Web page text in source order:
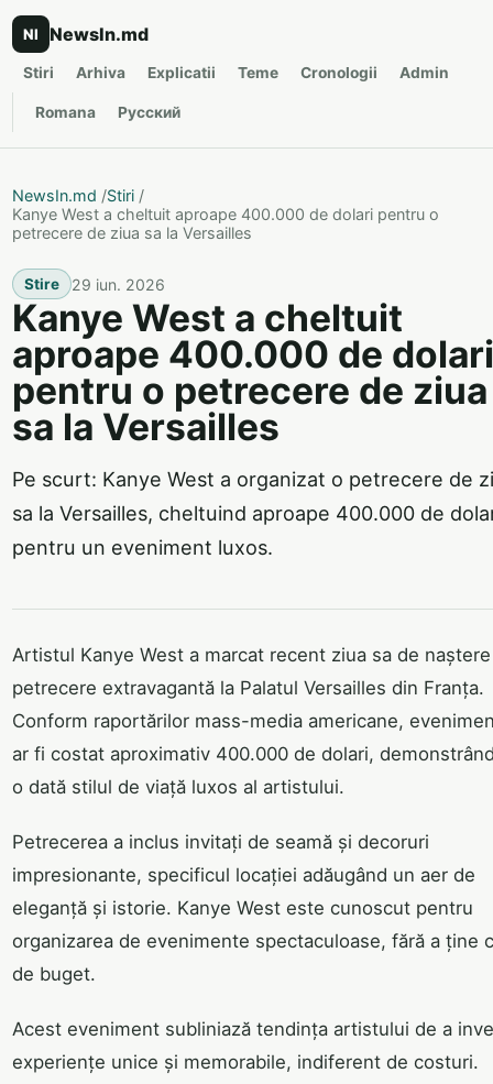
NI NewsIn.md
Stiri Arhiva Explicatii Teme Cronologii Admin
Romana Русский
NewsIn.md /Stiri /
Kanye West a cheltuit aproape 400.000 de dolari pentru o
petrecere de ziua sa la Versailles
Stire 29 iun. 2026
Kanye West a cheltuit
aproape 400.000 de dolari
pentru o petrecere de ziua
sa la Versailles
Pe scurt: Kanye West a organizat o petrecere de
sa la Versailles, cheltuind aproape 400.000 de
pentru un eveniment luxos.
Artistul Kanye West a marcat recent ziua sa de
petrecere extravagantă la Palatul Versailles din Franța.
Conform raportărilor mass-media americane,
ar fi costat aproximativ 400.000 de dolari,
o dată stilul de viață luxos al artistului.
Petrecerea a inclus invitați de seamă și decoruri
impresionante, specificul locației adăugând un aer de
eleganță și istorie. Kanye West este cunoscut pentru
organizarea de evenimente spectaculoase, fără a ține
de buget.
Acest eveniment subliniază tendința artistului de a
experiențe unice și memorabile, indiferent de costuri.